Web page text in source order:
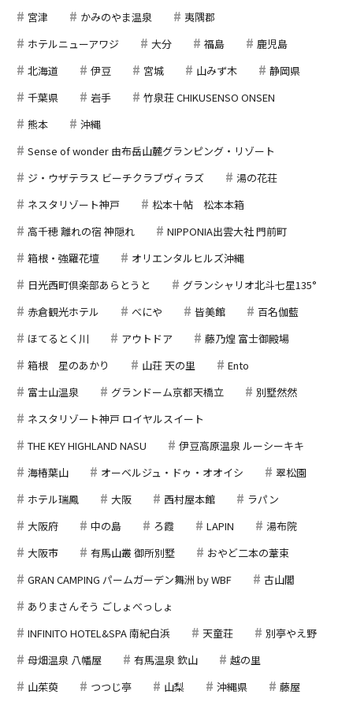
宮津
かみのやま温泉
夷隅郡
ホテルニューアワジ
大分 福島
鹿児島
北海道
伊豆 宮城 山みず木
静岡県
千葉県
岩手
竹泉荘 CHIKUSENSO ONSEN
熊本
沖縄
Sense of wonder 由布岳山麓グランピング・リゾート
ジ・ウザテラス ビーチクラブヴィラズ
湯の花荘
ネスタリゾート神戸
松本十帖 松本本箱
高千穂 離れの宿 神隠れ
NIPPONIA出雲大社 門前町
箱根・強羅花壇
オリエンタルヒルズ沖縄
日光西町倶楽部あらとうと
グランシャリオ北斗七星135°
赤倉観光ホテル
べにや 皆美館
百名伽藍
ほてるとく川
アウトドア
藤乃煌 富士御殿場
箱根 星のあかり
山荘 天の里
Ento
富士山温泉
グランドーム京都天橋立
別墅然然
ネスタリゾート神戸 ロイヤルスイート
THE KEY HIGHLAND NASU
伊豆高原温泉 ルーシーキキ
海椿葉山
オーベルジュ・ドゥ・オオイシ
翠松園
ホテル瑞鳳
大阪 西村屋本館
ラパン
大阪府
中の島 ろ霞 LAPIN
湯布院
大阪市
有馬山叢 御所別墅
おやど二本の葦束
GRAN CAMPING パームガーデン舞洲 by WBF
古山閣
ありまさんそう ごしょべっしょ
INFINITO HOTEL&SPA 南紀白浜
天童荘
別亭やえ野
母畑温泉 八幡屋
有馬温泉 欽山
越の里
山茱萸
つつじ亭 山梨 沖縄県
藤屋